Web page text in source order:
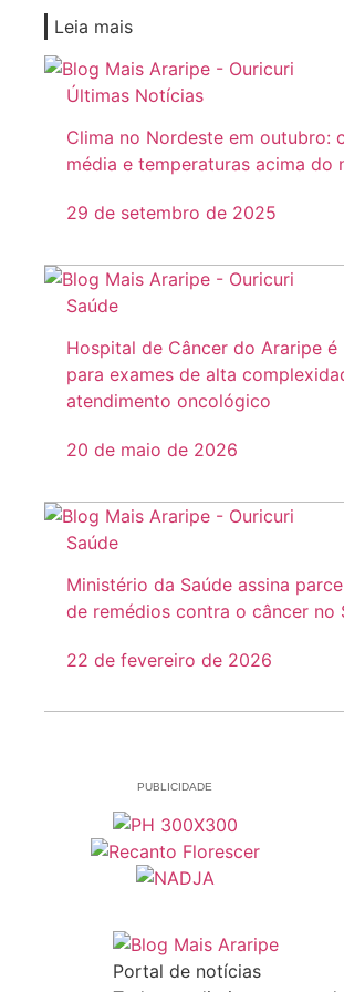
Leia mais
Últimas Notícias
Clima no Nordeste em outubro:
média e temperaturas acima do
29 de setembro de 2025
Saúde
Hospital de Câncer do Araripe
para exames de alta
atendimento oncológico
20 de maio de 2026
Saúde
Ministério da Saúde assina
de remédios contra o câncer no
22 de fevereiro de 2026
PUBLICIDADE
Portal de notícias